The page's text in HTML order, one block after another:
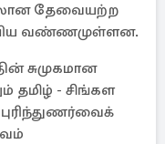
தேவையற்ற
வண்ணமுள்ளன.
சுமுகமான
தமிழ் - சிங்கள